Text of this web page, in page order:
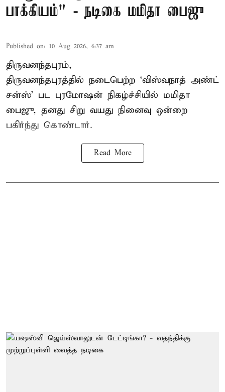
பாக்கியம்" - நடிகை மமிதா பைஜு
Published on: 10 Aug 2026, 6:37 am
திருவனந்தபுரம்,
திருவனந்தபுரத்தில் நடைபெற்ற ‘விஸ்வநாத் அண்ட்
சன்ஸ்’ பட புரமோஷன் நிகழ்ச்சியில் மமிதா
பைஜு, தனது சிறு வயது நினைவு ஒன்றை
பகிர்ந்து கொண்டார்.
Read More